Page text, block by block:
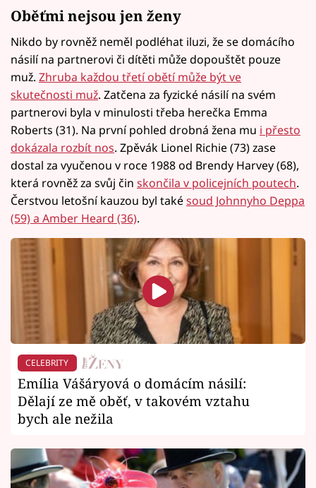
Oběťmi nejsou jen ženy
Nikdo by rovněž neměl podléhat iluzi, že se domácího
násilí na partnerovi či dítěti může dopouštět pouze
muž. Zhruba každou třetí obětí může být ve
skutečnosti muž. Zatčena za fyzické násilí na svém
partnerovi byla v minulosti třeba herečka Emma
Roberts (31). Na první pohled drobná žena mu i přesto
dokázala rozbít nos. Zpěvák Lionel Richie (73) zase
dostal za vyučenou v roce 1988 od Brendy Harvey (68),
která rovněž za svůj čin skončila v policejních poutech.
Čerstvou letošní kauzou byl takésoud Johnnyho Deppa
(59) a Amber Heard (36).
CELEBRITY
Emília Vášáryová o domácím násilí:
Dělají ze mě oběť, v takovém vztahu
bych ale nežila